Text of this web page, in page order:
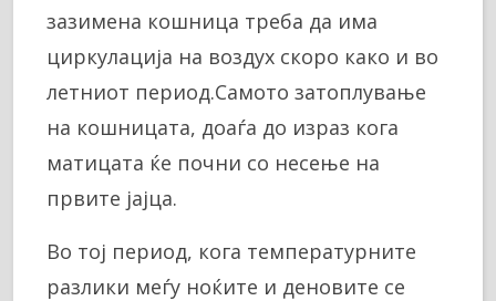
зазимена кошница треба да има
циркулација на воздух скоро како и во
летниот период.Самото затоплување
на кошницата, доаѓа до израз кога
матицата ќе почни со несење на
првите јајца.
Во тој период, кога температурните
разлики меѓу ноќите и деновите се